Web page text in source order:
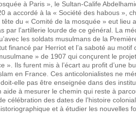
à Paris », le Sultan-Calife
a accordé à la « Société des habous »,
du « Comité de la mosquée » eut lieu
par l’artillerie lourde de ce général. La
les soldats musulmans de la
financé par Herriot et l’a saboté au
» de 1907 qui conçurent le
». Ils furent mis à l’écart au profit d’une
en France. Ces anticolonialistes ne
elle pas être enseignée dans des
à mesurer le chemin qui reste à
célébration des dates de l’histoire
et à étudier les nouvelles